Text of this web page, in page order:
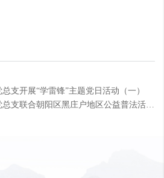
支开展“学雷锋”主题党日活动（一）
下一篇：嘉心向党 | 嘉潍党总支联合朝阳区黑庄户地区公益普法活动纪实